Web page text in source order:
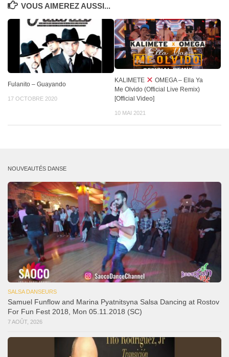
VOUS AIMEREZ AUSSI...
Fulanito – Guayando
17 OCTOBRE 2020
KALIMETE
OMEGA – Ella Ya
Me Olvido (Official Live Remix)
[Official Video]
10 MAI 2021
NOUVEAUTÉS DANSE
SALSA DANSEURS
Samuel Funflow and Marina Pyatnitsyna Salsa Dancing at Rostov
For Fun Fest 2018, Mon 05.11.2018 (SC)
7 AOÛT, 2026